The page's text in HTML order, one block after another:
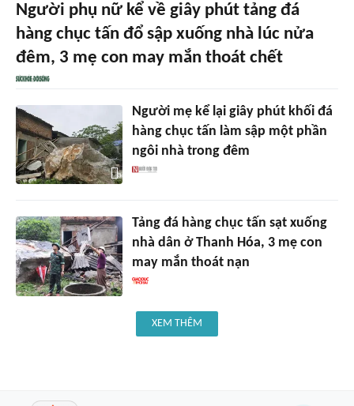
Người phụ nữ kể về giây phút tảng đá
hàng chục tấn đổ sập xuống nhà lúc nửa
đêm, 3 mẹ con may mắn thoát chết
Người mẹ kể lại giây phút khối đá
hàng chục tấn làm sập một phần
ngôi nhà trong đêm
Tảng đá hàng chục tấn sạt xuống
nhà dân ở Thanh Hóa, 3 mẹ con
may mắn thoát nạn
XEM THÊM